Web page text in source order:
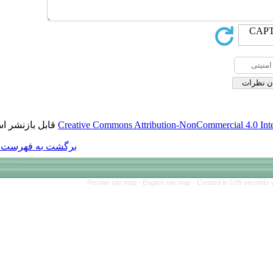
Creative Commonsقابل بازنشر است.
Persian site map